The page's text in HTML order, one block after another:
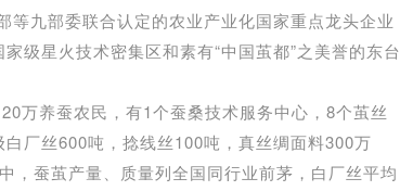
九部委联合认定的农业产业化国家重点龙头企业
级星火技术密集区和素有“中国茧都”之美誉的东台
养蚕农民，有1个蚕桑技术服务中心，8个茧丝
厂丝600吨，捻线丝100吨，真丝绸面料300万
，蚕茧产量、质量列全国同行业前茅，白厂丝平均